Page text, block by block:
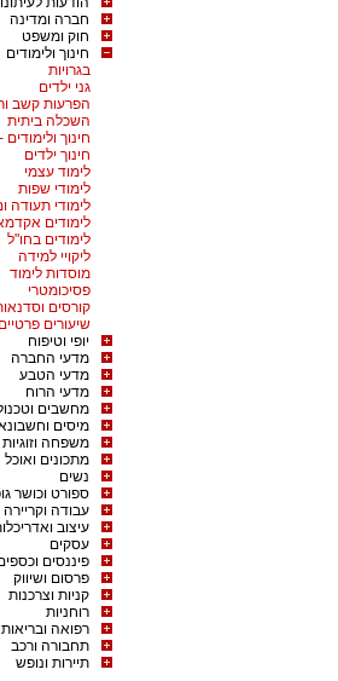
חברה ומדינה
חוק ומשפט
חינוך ולימודים
בגרויות
גני ילדים
הפרעות קשב
השכלה ביתית
חינוך ולימודים
חינוך ילדים
לימוד עצמי
לימודי שפות
לימודי תעודה
לימודים
לימודים בחו"ל
ליקויי למידה
מוסדות לימוד
פסיכומטרי
קורסים
שיעורים פרטיים
יופי וטיפוח
מדעי החברה
מדעי הטבע
מדעי הרוח
מחשבים
מיסים
משפחה וזוגיות
מתכונים ואוכל
נשים
ספורט וכושר
עבודה וקריירה
עיצוב
עסקים
פיננסים
פרסום ושיווק
קניות וצרכנות
רוחניות
רפואה ובריאות
תחבורה ורכב
תיירות ונופש